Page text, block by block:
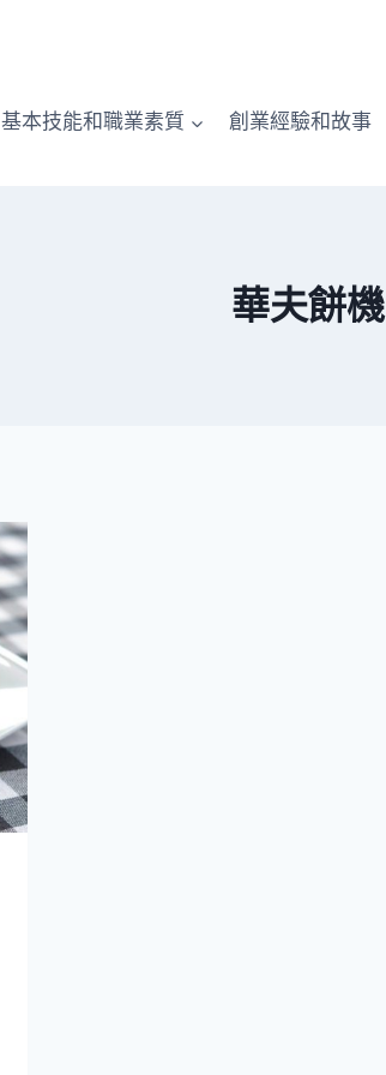
基本技能和職業素質 創業經驗和故事
華夫餅機